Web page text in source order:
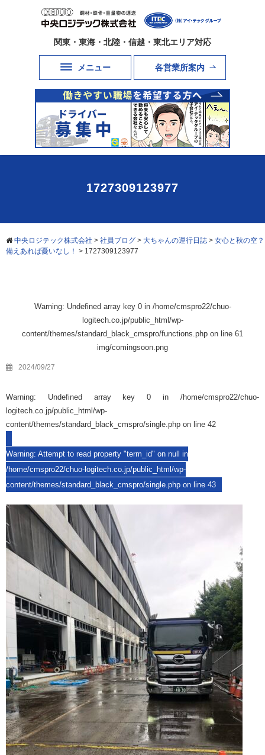
関東・東海・北陸・信越・東北エリア対応
メニュー 各営業所案内
1727309123977
中央ロジテック株式会社 > 社員ブログ > 大ちゃんの運行日誌 > 女心と秋の空？
備えあれば憂いなし！ > 1727309123977
Warning: Undefined array key 0 in /home/cmspro22/chuo-
logitech.co.jp/public_html/wp-
content/themes/standard_black_cmspro/functions.php on line 61
img/comingsoon.png
2024/09/27
Warning: Undefined array key 0 in /home/cmspro22/chuo-
logitech.co.jp/public_html/wp-
content/themes/standard_black_cmspro/single.php on line 42
Warning: Attempt to read property "term_id" on null in
/home/cmspro22/chuo-logitech.co.jp/public_html/wp-
content/themes/standard_black_cmspro/single.php on line 43